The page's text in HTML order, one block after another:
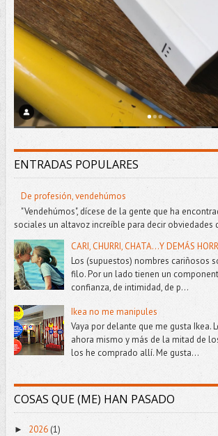
ENTRADAS POPULARES
De profesión, vendehúmos
"Vendehúmos", dícese de la gente que ha
sociales un altavoz increíble para decir obviedades
CARI, CHURRI, CHATA...Y DEMÁS
Los (supuestos) nombres cariñosos
filo. Por un lado tienen un
confianza, de intimidad, de p...
Ikea no me manipules
Vaya por delante que me gusta Ikea.
ahora mismo y más de la mitad de
los he comprado allí. Me gusta...
COSAS QUE (ME) HAN PASADO
► 2026(1)